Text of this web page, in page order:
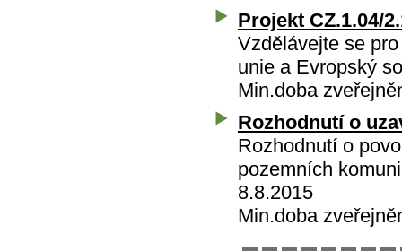
Projekt CZ.1.04/
Vzdělávejte se
unie a Evropský
Min.doba
Rozhodnutí o
Rozhodnutí o
pozemních
8.8.2015
Min.doba